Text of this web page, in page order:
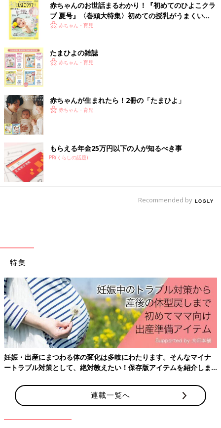
・2021年6月28日～2021年7月5日実施／2020年7月生まれルー
ム
・2021年7月26日～2021年8月2日実施／2020年8月生まれルー
ム
・2021年8月30日～2021年9月6日実施／2020年9月生まれルー
ム
・2021年9月27日～2021年10月3日実施／2020年10月生まれル
ーム
妊娠中におススメのアプリ
アプリ「まいにちのたまひよ」
妊娠日数・生後日数に合わせて専門家のアドバイスを毎日お届
け。同じ出産月のママ同士で情報交換したり、励ましあったりで
きる「ルーム」や、写真だけでは伝わらない”できごと”を簡単に
記録できる「成長きろく」も大人気！
ダウンロード（無料）
11,640人のママに聞いた！スプーンの争
の「初めての離乳食」
スマホアプリ「まいにちのたまひよ」情報交換
コーナー（※ルーム）で、生後５〜６ヶ月のマ
マに「初めての離乳食どうだった？」と、聞い
てみました。８割以上がすでに離乳食を始めて
赤ちゃんのお世話まるわかり！『初めてのひよこクラ
ブ 夏号』〈巻頭大特集〉初めての授乳がうまくい
く！ おっぱい・ミルクの基本と夏のトラブル 解決テ
赤ちゃん・育児
たまひよの雑誌
赤ちゃん・育児
赤ちゃんが生まれたら！2冊の「たまひよ」
赤ちゃん・育児
もらえる年金25万円以下の人が知るべき事
PR(くらしの話題)
Recommended by
特集
妊娠・出産にまつわる体の変化は多岐にわたります。そんなマイナ
ートラブル対策として、絶対教えたい！保存版アイテムを紹介しま
連載一覧へ